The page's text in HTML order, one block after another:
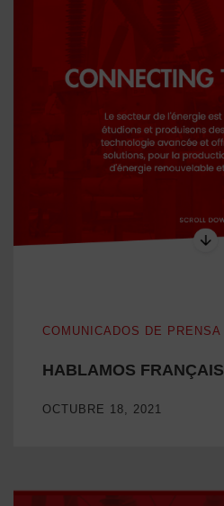
COMUNICADOS DE PRENSA
HABLAMOS FRANÇAIS
OCTUBRE 18, 2021